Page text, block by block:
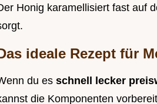
Honig karamellisiert fast auf
ideale Rezept für
du es schnell lecker
die Komponenten